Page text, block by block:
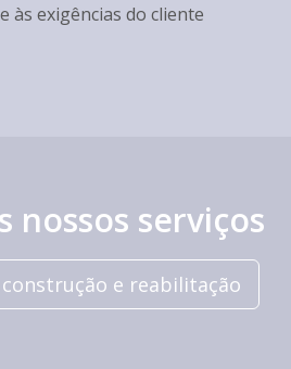
às exigências do cliente
nossos serviços
construção e reabilitação